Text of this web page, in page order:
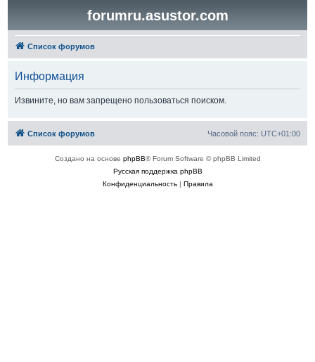
forumru.asustor.com
Список форумов
Информация
Извините, но вам запрещено пользоваться поиском.
Список форумов Часовой пояс: UTC+01:00
Создано на основе phpBB® Forum Software © phpBB Limited
Русская поддержка phpBB
Конфиденциальность| Правила